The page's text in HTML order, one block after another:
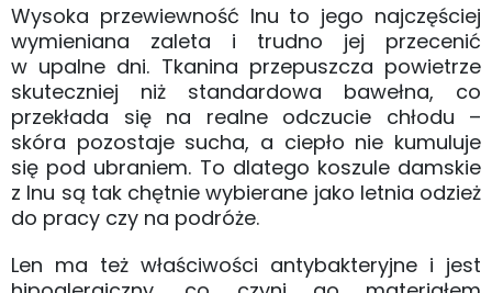
Wysoka przewiewność lnu to jego najczęściej
wymieniana zaleta i trudno jej przecenić
w upalne dni. Tkanina przepuszcza powietrze
skuteczniej niż standardowa bawełna, co
przekłada się na realne odczucie chłodu –
skóra pozostaje sucha, a ciepło nie kumuluje
się pod ubraniem. To dlatego koszule damskie
z lnu są tak chętnie wybierane jako letnia odzież
do pracy czy na podróże.
Len ma też właściwości antybakteryjne i jest